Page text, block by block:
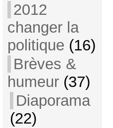
2012
changer la
politique (16)
Brèves &
humeur(37)
Diaporama
(22)